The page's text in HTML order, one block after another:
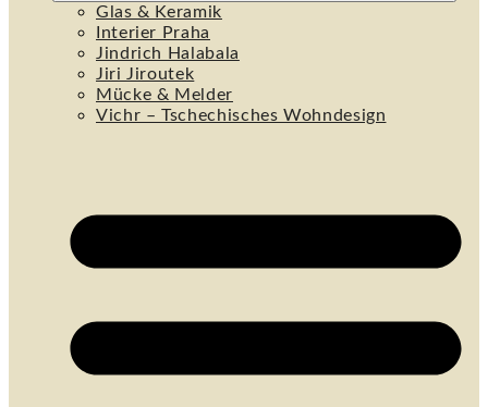
Glas & Keramik
Interier Praha
Jindrich Halabala
Jiri Jiroutek
Mücke & Melder
Vichr – Tschechisches Wohndesign